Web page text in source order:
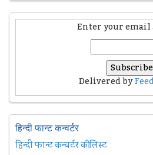
Enter your email
Delivered by
हिन्दी फान्ट कन्वर्टर
हिन्दी फान्ट कन्वर्टर की लिस्ट